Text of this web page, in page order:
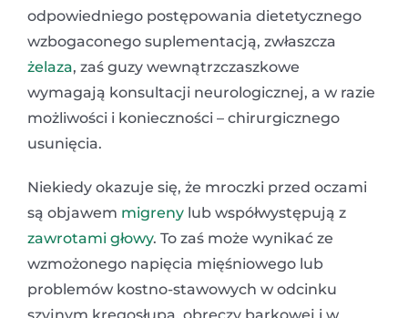
odpowiedniego postępowania dietetycznego
wzbogaconego suplementacją, zwłaszcza
żelaza, zaś guzy wewnątrzczaszkowe
wymagają konsultacji neurologicznej, a w razie
możliwości i konieczności – chirurgicznego
usunięcia.
Niekiedy okazuje się, że mroczki przed oczami
są objawem migreny lub współwystępują z
zawrotami głowy. To zaś może wynikać ze
wzmożonego napięcia mięśniowego lub
problemów kostno-stawowych w odcinku